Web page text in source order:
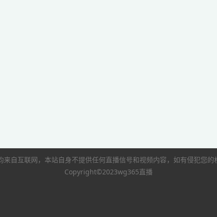
自互联网，本站自身不提供任何直播信号和视频内容，如有侵犯您的
Copyright©2023wg365直播